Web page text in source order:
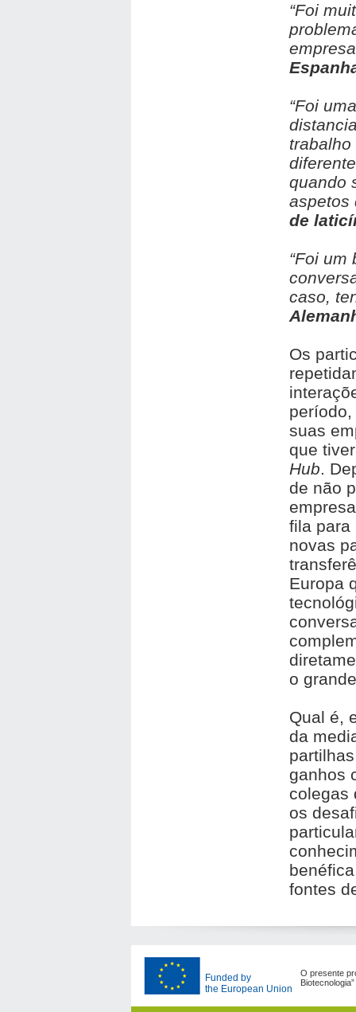
“Foi
“Foi
quando
aspetos
de
“Foi um
caso,
Os
suas
que
Hub.
de não
fila para
novas
Europa
o
Qual é,
da
ganhos
colegas
os
fontes
Funded by
the European Union
O presente